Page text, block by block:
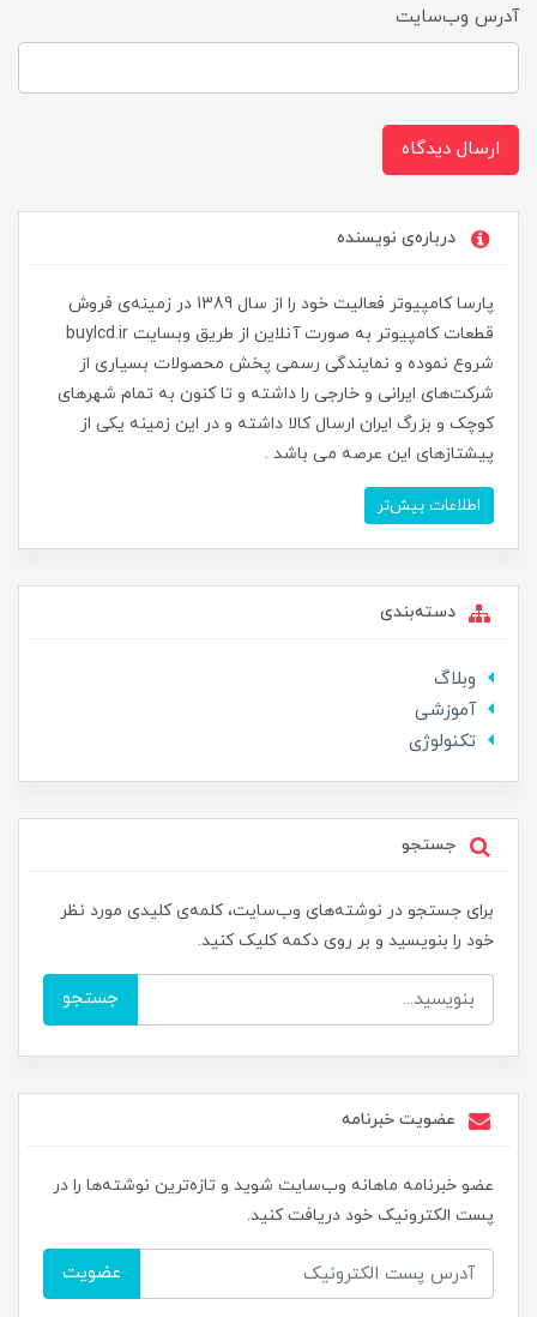
آدرس وب‌سایت
ارسال دیدگاه
درباره‌ی نویسنده
پارسا کامپیوتر فعالیت خود را از سال 1389 در زمینه‌ی فروش
قطعات کامپیوتر به صورت آنلاین از طریق وبسایت buylcd.ir
شروع نموده و نمایندگی رسمی پخش محصولات بسیاری از
شرکت‌های ایرانی و خارجی را داشته و تا کنون به تمام شهرهای
کوچک و بزرگ ایران ارسال کالا داشته و در این زمینه یکی از
پیشتازهای این عرصه می باشد .
اطلاعات بیش‌تر
دسته‌بندی
وبلاگ
آموزشی
تکنولوژی
جستجو
برای جستجو در نوشته‌های وب‌سایت، کلمه‌ی کلیدی مورد نظر
خود را بنویسید و بر روی دکمه کلیک کنید.
جستجو
عضویت خبرنامه
عضو خبرنامه ماهانه وب‌سایت شوید و تازه‌ترین نوشته‌ها را در
پست الکترونیک خود دریافت کنید.
عضویت